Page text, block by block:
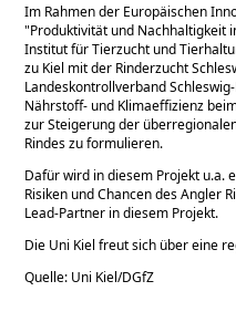
Im Rahmen der Europäischen
Produktivität und Nachhaltigkeit
Institut für Tierzucht und
zu Kiel mit der Rinderzucht
Landeskontrollverband
Nährstoff- und Klimaeffizienz
zur Steigerung der
Rindes zu formulieren.
Dafür wird in diesem Projekt u.a.
Risiken und Chancen des Angler
Lead-Partner in diesem Projekt.
Die Uni Kiel freut sich über eine
Quelle: Uni Kiel/DGfZ